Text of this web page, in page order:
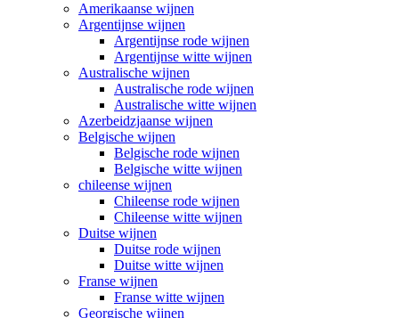
Amerikaanse wijnen
Argentijnse wijnen
Argentijnse rode wijnen
Argentijnse witte wijnen
Australische wijnen
Australische rode wijnen
Australische witte wijnen
Azerbeidzjaanse wijnen
Belgische wijnen
Belgische rode wijnen
Belgische witte wijnen
chileense wijnen
Chileense rode wijnen
Chileense witte wijnen
Duitse wijnen
Duitse rode wijnen
Duitse witte wijnen
Franse wijnen
Franse witte wijnen
Georgische wijnen